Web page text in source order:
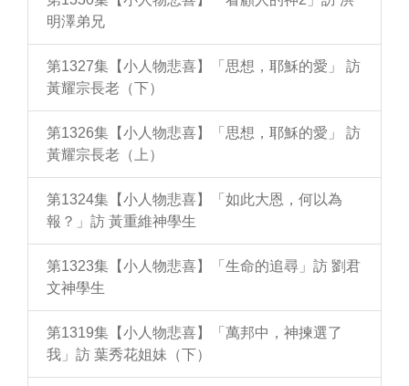
明澤弟兄
第1327集【小人物悲喜】「思想，耶穌的愛」 訪
黃耀宗長老（下）
第1326集【小人物悲喜】「思想，耶穌的愛」 訪
黃耀宗長老（上）
第1324集【小人物悲喜】「如此大恩，何以為
報？」訪 黃重維神學生
第1323集【小人物悲喜】「生命的追尋」訪 劉君
文神學生
第1319集【小人物悲喜】「萬邦中，神揀選了
我」訪 葉秀花姐妹（下）